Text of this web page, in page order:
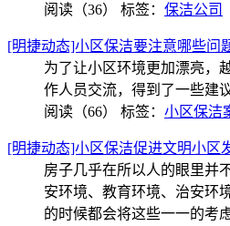
阅读（36） 标签： 保洁公司
[明捷动态]小区保洁要注意哪些问
为了让小区环境更加漂亮，
作人员交流，得到了一些建议
阅读（66） 标签： 小区保洁
[明捷动态]小区保洁促进文明小区
房子几乎在所以人的眼里并
安环境、教育环境、治安环
的时候都会将这些一一的考